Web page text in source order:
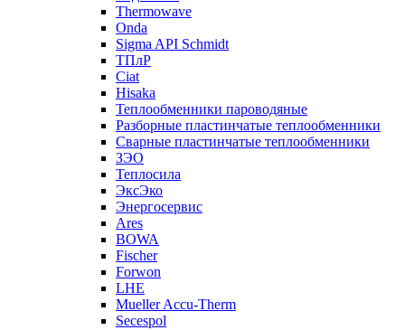
Thermowave
Onda
Sigma API Schmidt
ТПлР
Ciat
Hisaka
Теплообменники пароводяные
Разборные пластинчатые теплообменники
Сварные пластинчатые теплообменники
ЗЭО
Теплосила
ЭксЭко
Энергосервис
Ares
BOWA
Fischer
Forwon
LHE
Mueller Accu-Therm
Secespol